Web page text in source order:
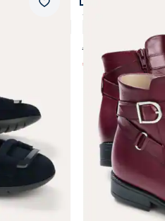
MerkzettelSoft Stiefelette
€ 229,00
€ 149,99 (-35%)
bis 14 von 14.